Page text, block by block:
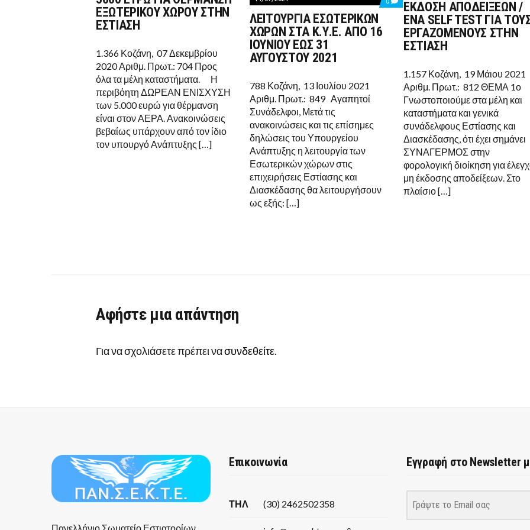
ΤΗΝ
ΕΝΙΣΧΥΣΗ
ΓΙΑ
ΕΞΩΤΕΡΙΚΟΥ
ΧΩΡΟΥ
ΣΤΗΝ
ΕΣΤΙΑΣΗ
ΕΞΩΤΕΡΙΚΟΥ ΧΩΡΟΥ ΣΤΗΝ
ΕΣΤΙΑΣΗ
1.366 Κοζάνη, 07 Δεκεμβρίου
2020 Αριθμ. Πρωτ.: 704 Προς
όλα τα μέλη καταστήματα. Η
περιβόητη ΔΩΡΕΑΝ ΕΝΙΣΧΥΣΗ
των 5.000 ευρώ για θέρμανση
είναι στον ΑΕΡΑ. Ανακοινώσεις
βεβαίως υπάρχουν από τον ίδιο
τον υπουργό Ανάπτυξης […]
ON
ΛΕΙΤΟΥΡΓΙΑ
ΕΣΩΤΕΡΙΚΩΝ
ΧΩΡΩΝ
Κ.Υ.Ε.
ΙΟΥΝΙΟΥ
ΑΥΓΟΥΣΤΟΥ
2021
ΛΕΙΤΟΥΡΓΙΑ ΕΣΩΤΕΡΙΚΩΝ
ΧΩΡΩΝ ΣΤΑ Κ.Υ.Ε. ΑΠΟ 16
ΙΟΥΝΙΟΥ ΕΩΣ 31
ΑΥΓΟΥΣΤΟΥ 2021
788 Κοζάνη, 13 Ιουλίου 2021
Αριθμ. Πρωτ.: 849 Αγαπητοί
Συνάδελφοι, Μετά τις
ανακοινώσεις και τις επίσημες
δηλώσεις του Υπουργείου
Ανάπτυξης η λειτουργία των
Εσωτερικών χώρων στις
επιχειρήσεις Εστίασης και
Διασκέδασης θα λειτουργήσουν
ως εξής: […]
ΕΚΔΟΣΗ ΑΠΟΔΕΙΞΕΩΝ /
ΕΝΑ SELF TEST ΓΙΑ
ΕΡΓΑΖΟΜΕΝΟΥΣ ΣΤΗΝ
ΕΣΤΙΑΣΗ
1.157 Κοζάνη, 19 Μάιου 2021
Αριθμ. Πρωτ.: 812 ΘΕΜΑ 1ο
Γνωστοποιούμε στα μέλη και
καταστήματα και γενικά
συνάδελφους Εστίασης και
Διασκέδασης, ότι έχει σημάνει
ΣΥΝΑΓΕΡΜΟΣ στην
φορολογική διοίκηση για
μη έκδοσης αποδείξεων. Στο
πλαίσιο […]
Αφήστε μια απάντηση
Για να σχολιάσετε πρέπει νασυνδεθείτε.
Επικοινωνία
ΤΗΛ (30) 2462502358
Εγγραφή στο Newsletter